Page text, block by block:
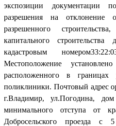
экспозиции документации
разрешения на отклонение
разрешенного
капитального
кадастровым
Местоположение
расположенного в границах
поликлиники. Почтовый адрес
г.Владимир, ул.Погодина,
минимального отступа от
Добросельского проезда